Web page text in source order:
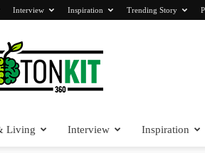
Interview Inspiration Trending Story
Living Interview Inspiration